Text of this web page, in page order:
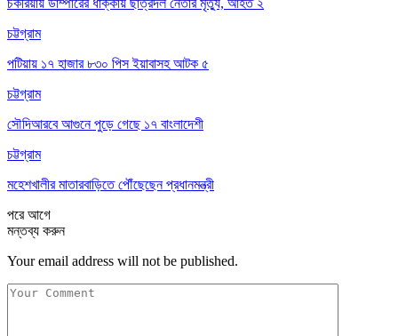
চট্টগ্রাম
পটিয়ায় ১৭ হাজার ৮৩০ পিস ইয়াবাসহ আটক ৫
চট্টগ্রাম
সৌদিআরবে আগুনে পুড়ে গেছে ১৭ বাংলাদেশী
চট্টগ্রাম
মহেশখালীর মাতারবাড়িতে পৌঁছেছেন প্রধানমন্ত্রী
পরেআগে
মন্তব্য করুন
Your email address will not be published.